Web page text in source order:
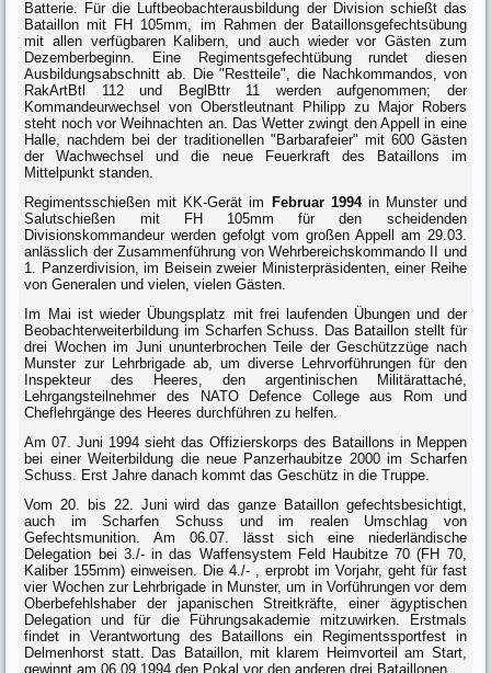
Batterie. Für die Luftbeobachterausbildung der Division schießt das
Bataillon mit FH 105mm, im Rahmen der Bataillonsgefechtsübung
mit allen verfügbaren Kalibern, und auch wieder vor Gästen zum
Dezemberbeginn. Eine Regimentsgefechtübung rundet diesen
Ausbildungsabschnitt ab. Die "Restteile", die Nachkommandos, von
RakArtBtl 112 und BeglBttr 11 werden aufgenommen; der
Kommandeurwechsel von Oberstleutnant Philipp zu Major Robers
steht noch vor Weihnachten an. Das Wetter zwingt den Appell in eine
Halle, nachdem bei der traditionellen "Barbarafeier" mit 600 Gästen
der Wachwechsel und die neue Feuerkraft des Bataillons im
Mittelpunkt standen.
Regimentsschießen mit KK-Gerät im
Februar 1994in Munster und
Salutschießen mit FH 105mm für den scheidenden
Divisionskommandeur werden gefolgt vom großen Appell am 29.03.
anlässlich der Zusammenführung von Wehrbereichskommando II und
1. Panzerdivision, im Beisein zweier Ministerpräsidenten, einer Reihe
von Generalen und vielen, vielen Gästen.
Im Mai ist wieder Übungsplatz mit frei laufenden Übungen und der
Beobachterweiterbildung im Scharfen Schuss. Das Bataillon stellt für
drei Wochen im Juni ununterbrochen Teile der Geschützzüge nach
Munster zur Lehrbrigade ab, um diverse Lehrvorführungen für den
Inspekteur des Heeres, den argentinischen Militärattaché,
Lehrgangsteilnehmer des NATO Defence College aus Rom und
Cheflehrgänge des Heeres durchführen zu helfen.
Am 07. Juni 1994 sieht das Offizierskorps des Bataillons in Meppen
bei einer Weiterbildung die neue Panzerhaubitze 2000 im Scharfen
Schuss. Erst Jahre danach kommt das Geschütz in die Truppe.
Vom 20. bis 22. Juni wird das ganze Bataillon gefechtsbesichtigt,
auch im Scharfen Schuss und im realen Umschlag von
Gefechtsmunition. Am 06.07. lässt sich eine niederländische
Delegation bei 3./- in das Waffensystem Feld Haubitze 70 (FH 70,
Kaliber 155mm) einweisen. Die 4./- , erprobt im Vorjahr, geht für fast
vier Wochen zur Lehrbrigade in Munster, um in Vorführungen vor dem
Oberbefehlshaber der japanischen Streitkräfte, einer ägyptischen
Delegation und für die Führungsakademie mitzuwirken. Erstmals
findet in Verantwortung des Bataillons ein Regimentssportfest in
Delmenhorst statt. Das Bataillon, mit klarem Heimvorteil am Start,
gewinnt am 06.09.1994 den Pokal vor den anderen drei Bataillonen.